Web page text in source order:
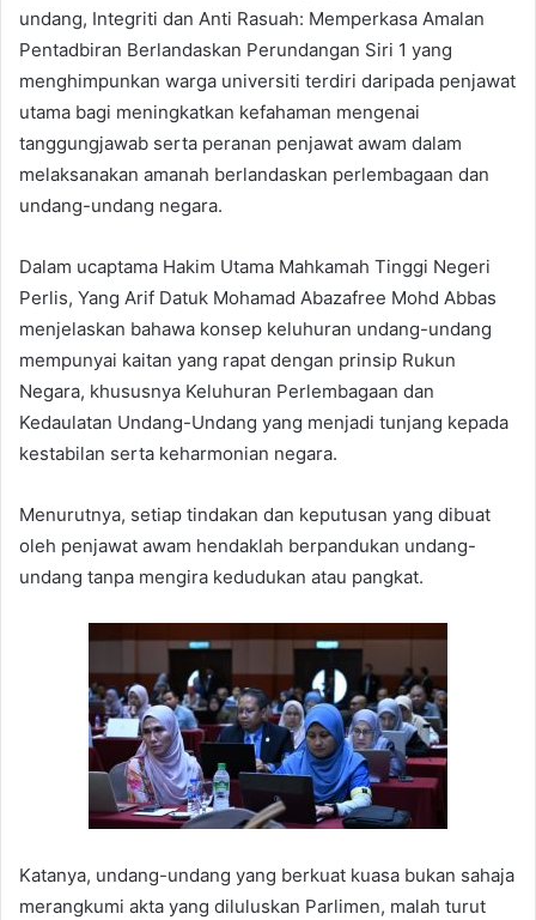
undang, Integriti dan Anti Rasuah: Memperkasa Amalan
Pentadbiran Berlandaskan Perundangan Siri 1 yang
menghimpunkan warga universiti terdiri daripada penjawat
utama bagi meningkatkan kefahaman mengenai
tanggungjawab serta peranan penjawat awam dalam
melaksanakan amanah berlandaskan perlembagaan dan
undang-undang negara.
Dalam ucaptama Hakim Utama Mahkamah Tinggi Negeri
Perlis, Yang Arif Datuk Mohamad Abazafree Mohd Abbas
menjelaskan bahawa konsep keluhuran undang-undang
mempunyai kaitan yang rapat dengan prinsip Rukun
Negara, khususnya Keluhuran Perlembagaan dan
Kedaulatan Undang-Undang yang menjadi tunjang kepada
kestabilan serta keharmonian negara.
Menurutnya, setiap tindakan dan keputusan yang dibuat
oleh penjawat awam hendaklah berpandukan undang-
undang tanpa mengira kedudukan atau pangkat.
Katanya, undang-undang yang berkuat kuasa bukan sahaja
merangkumi akta yang diluluskan Parlimen, malah turut